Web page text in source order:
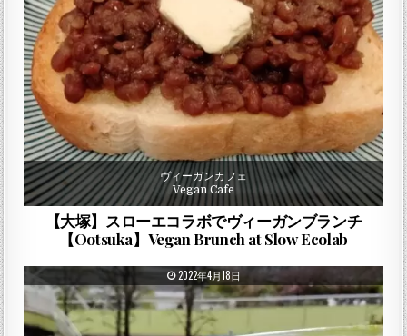
ヴィーガンカフェ
Vegan Cafe
【大塚】スローエコラボでヴィーガンブランチ
【Ootsuka】Vegan Brunch at Slow Ecolab
PUBLISHED DATE:
2022年4月18日